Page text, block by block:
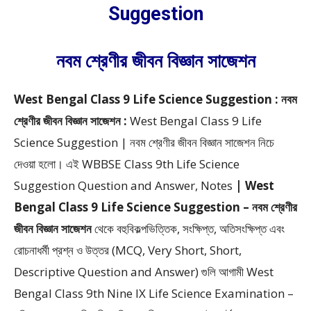
Suggestion
নবম শ্রেণীর জীবন বিজ্ঞান সাজেশন
West Bengal Class 9 Life Science Suggestion : নবম
শ্রেণীর জীবন বিজ্ঞান সাজেশন : West Bengal Class 9 Life
Science Suggestion | নবম শ্রেণীর জীবন বিজ্ঞান সাজেশননিচে
দেওয়া হলো। এই WBBSE Class 9th Life Science
Suggestion Question and Answer, Notes | West
Bengal Class 9 Life Science Suggestion – নবম শ্রেণীর
জীবন বিজ্ঞান সাজেশনথেকেবহুবিকল্পভিত্তিক, সংক্ষিপ্ত, অতিসংক্ষিপ্ত এবং
রোচনাধর্মী প্রশ্ন ও উত্তর (MCQ, Very Short, Short,
Descriptive Question and Answer)গুলি আগামী West
Bengal Class 9th Nine IX Life Science Examination –